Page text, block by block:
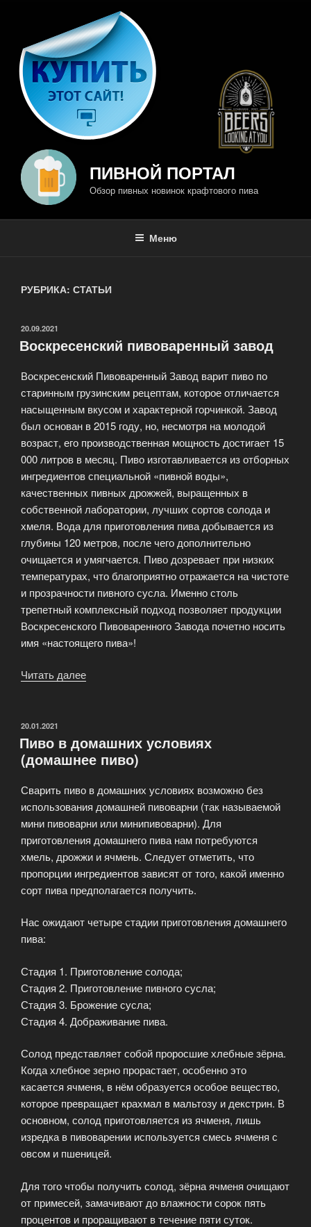
содержимому
ПИВНОЙ ПОРТАЛ
Обзор пивных новинок крафтового пива
Меню
РУБРИКА: СТАТЬИ
ОПУБЛИКОВАНО
20.09.2021
Воскресенский пивоваренный завод
Воскресенский Пивоваренный Завод варит пиво по
старинным грузинским рецептам, которое отличается
насыщенным вкусом и характерной горчинкой. Завод
был основан в 2015 году, но, несмотря на молодой
возраст, его производственная мощность достигает 15
000 литров в месяц. Пиво изготавливается из отборных
ингредиентов специальной «пивной воды»,
качественных пивных дрожжей, выращенных в
собственной лаборатории, лучших сортов солода и
хмеля. Вода для приготовления пива добывается из
глубины 120 метров, после чего дополнительно
очищается и умягчается. Пиво дозревает при низких
температурах, что благоприятно отражается на чистоте
и прозрачности пивного сусла. Именно столь
трепетный комплексный подход позволяет продукции
Воскресенского Пивоваренного Завода почетно носить
имя «настоящего пива»!
Читать далее
ОПУБЛИКОВАНО
20.01.2021
Пиво в домашних условиях
(домашнее пиво)
Сварить пиво в домашних условиях возможно без
использования домашней пивоварни (так называемой
мини пивоварни или минипивоварни). Для
приготовления домашнего пива нам потребуются
хмель, дрожжи и ячмень. Следует отметить, что
пропорции ингредиентов зависят от того, какой именно
сорт пива предполагается получить.
Нас ожидают четыре стадии приготовления домашнего
пива:
Стадия 1. Приготовление солода;
Стадия 2. Приготовление пивного сусла;
Стадия 3. Брожение сусла;
Стадия 4. Дображивание пива.
Солод представляет собой проросшие хлебные зёрна.
Когда хлебное зерно прорастает, особенно это
касается ячменя, в нём образуется особое вещество,
которое превращает крахмал в мальтозу и декстрин. В
основном, солод приготовляется из ячменя, лишь
изредка в пивоварении используется смесь ячменя с
овсом и пшеницей.
Для того чтобы получить солод, зёрна ячменя очищают
от примесей, замачивают до влажности сорок пять
процентов и проращивают в течение пяти суток.